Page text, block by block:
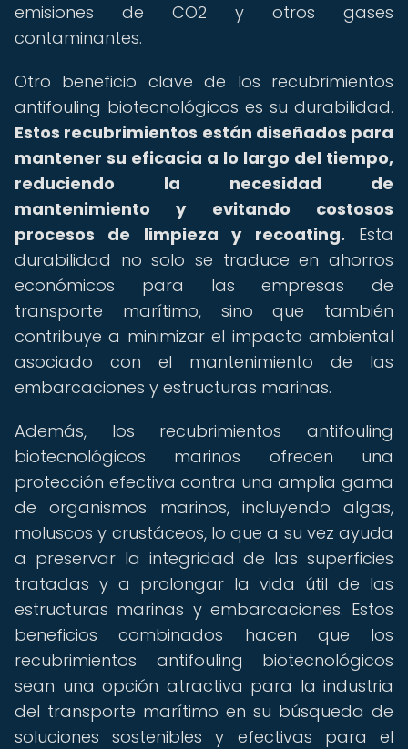
emisiones de CO2 y otros gases
contaminantes.
Otro beneficio clave de los recubrimientos
antifouling biotecnológicos es su durabilidad.
Estos recubrimientos están diseñados para
mantener su eficacia a lo largo del tiempo,
reduciendo la necesidad de
mantenimiento y evitando costosos
procesos de limpieza y recoating. Esta
durabilidad no solo se traduce en ahorros
económicos para las empresas de
transporte marítimo, sino que también
contribuye a minimizar el impacto ambiental
asociado con el mantenimiento de las
embarcaciones y estructuras marinas.
Además, los recubrimientos antifouling
biotecnológicos marinos ofrecen una
protección efectiva contra una amplia gama
de organismos marinos, incluyendo algas,
moluscos y crustáceos, lo que a su vez ayuda
a preservar la integridad de las superficies
tratadas y a prolongar la vida útil de las
estructuras marinas y embarcaciones. Estos
beneficios combinados hacen que los
recubrimientos antifouling biotecnológicos
sean una opción atractiva para la industria
del transporte marítimo en su búsqueda de
soluciones sostenibles y efectivas para el